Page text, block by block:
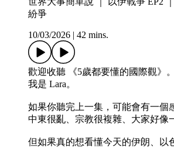
紛爭
10/03/2026 42 mins.
歡迎收聽 《5歲都要懂的國際觀》。
我是 Lara。
如果你聽完上一集，可能會有一個
中東很亂、宗教很複雜、大家好像
但如果真的想看懂今天的伊朗、以